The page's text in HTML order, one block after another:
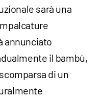
sarà una
annunciato
il bambù,
di un